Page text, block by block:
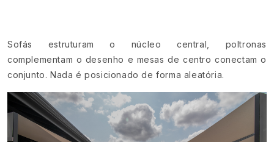
Sofás estruturam o núcleo central, poltronas
complementam o desenho e mesas de centro conectam o
conjunto. Nada é posicionado de forma aleatória.